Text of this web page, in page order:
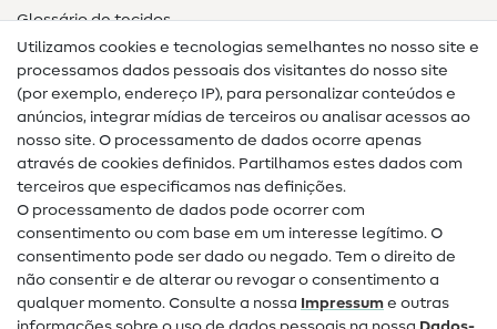
Glossário de tecidos
Guias de costura
Ajuda e contacto
Contacto
Mudança de proprietário
Perguntas frequentes (FAQ)
Direito de cancelamento
Utilizamos cookies e tecnologias semelhantes no nosso site e
processamos dados pessoais dos visitantes do nosso site
(por exemplo, endereço IP), para personalizar conteúdos e
anúncios, integrar mídias de terceiros ou analisar acessos ao
nosso site. O processamento de dados ocorre apenas
através de cookies definidos. Partilhamos estes dados com
terceiros que especificamos nas definições.
O processamento de dados pode ocorrer com
consentimento ou com base em um interesse legítimo. O
consentimento pode ser dado ou negado. Tem o direito de
não consentir e de alterar ou revogar o consentimento a
qualquer momento. Consulte a nossa Impressum e outras